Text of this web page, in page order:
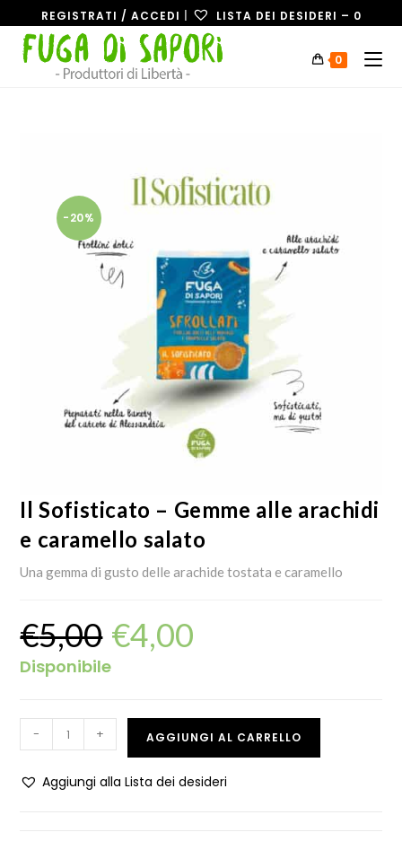
REGISTRATI / ACCEDI LISTA DEI DESIDERI – 0
0
-20%
Il Sofisticato – Gemme alle arachidi
e caramello salato
Una gemma di gusto delle arachide tostata e caramello
€5,00 €4,00
Disponibile
- + AGGIUNGI AL CARRELLO
Aggiungi alla Lista dei desideri